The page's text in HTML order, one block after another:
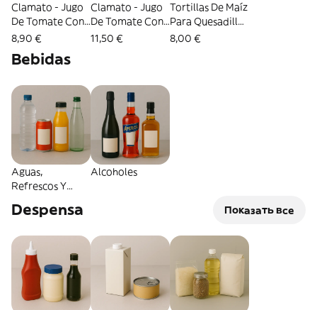
Clamato - Jugo
De Tomate Con
Almeja (946 Ml)
8,90 €
Clamato - Jugo
De Tomate Con
Almeja (1.89 Lt)
11,50 €
Tortillas De Maíz
Para Quesadillas
El Pachuco
8,00 €
Bebidas
Aguas,
Refrescos Y
Alcoholes
Despensa Показать все